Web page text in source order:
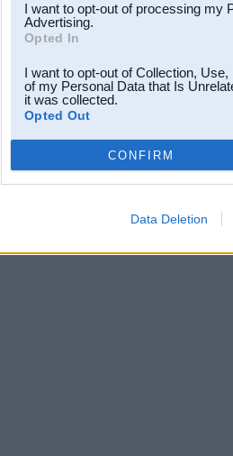
I want to opt-out of processing my
Advertising.
Opted In
I want to opt-out of Collection,
of my Personal Data that Is
it was collected.
Opted Out
CONFIRM
Data Deletion